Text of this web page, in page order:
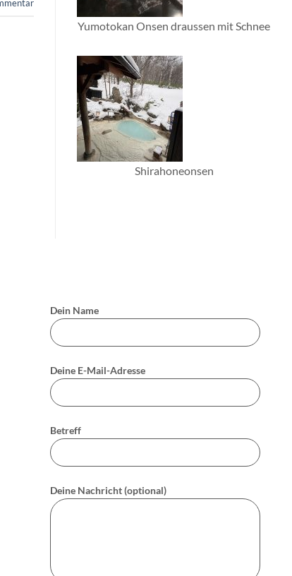
Yumotokan Onsen draussen mit Schnee
Shirahoneonsen
Dein Name
Deine E-Mail-Adresse
Betreff
Deine Nachricht (optional)